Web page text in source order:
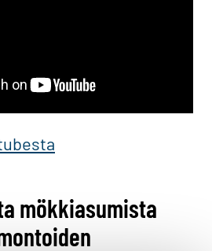
mökkiasumista